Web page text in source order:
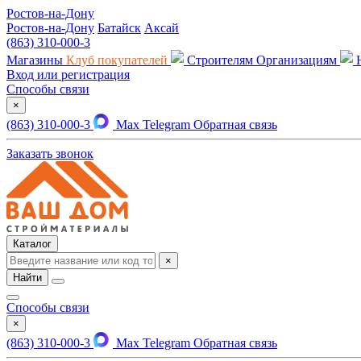
Ростов-на-Дону
Ростов-на-Дону Батайск Аксай
(863) 310-000-3
Магазины Клуб покупателей Строителям Организациям
Вход или регистрация
Способы связи
×
(863) 310-000-3 Max Telegram Обратная связь
Заказать звонок
Каталог
×
Найти
Способы связи
×
(863) 310-000-3 Max Telegram Обратная связь